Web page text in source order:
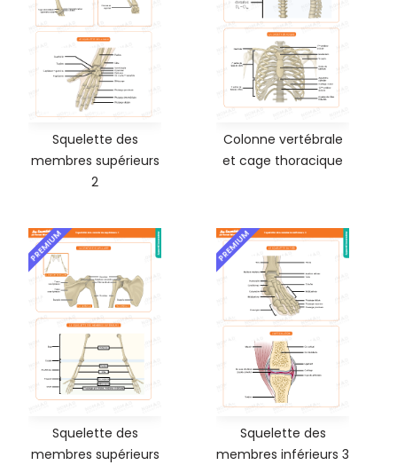
Squelette des
membres supérieurs
2
Colonne vertébrale
et cage thoracique
PREMIUM
Squelette des
membres supérieurs
PREMIUM
Squelette des
membres inférieurs 3